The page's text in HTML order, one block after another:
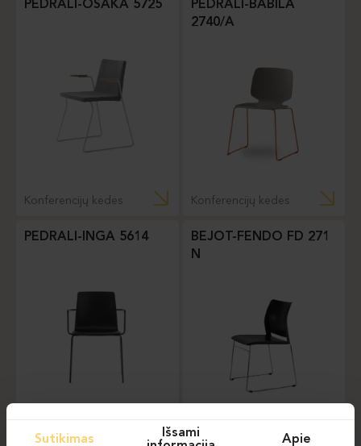
PEDRALI-OSAKA 5725
Konferencijų kėdės
PEDRALI-BABILA
2740/A
Konferencijų kėdės
PEDRALI-INGA 5614
Konferencijų kėdės
BEJOT-FENDO FD 271
N
Konferencijų kėdės
Sutikimas
Išsami
Apie